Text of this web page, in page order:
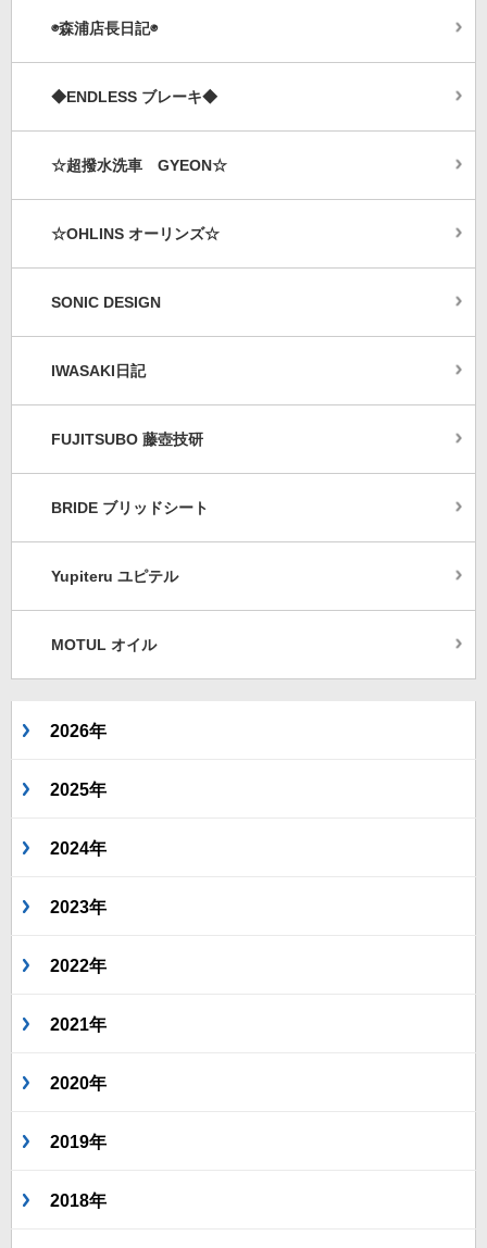
◉森浦店長日記◉
◆ENDLESS ブレーキ◆
☆超撥水洗車 GYEON☆
☆OHLINS オーリンズ☆
SONIC DESIGN
IWASAKI日記
FUJITSUBO 藤壺技研
BRIDE ブリッドシート
Yupiteru ユピテル
MOTUL オイル
2026年
2025年
2024年
2023年
2022年
2021年
2020年
2019年
2018年